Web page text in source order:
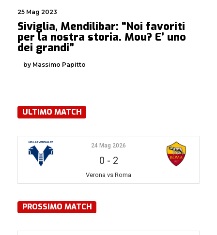
25 Mag 2023
Siviglia, Mendilibar: “Noi favoriti
per la nostra storia. Mou? E’ uno
dei grandi”
by Massimo Papitto
ULTIMO MATCH
24 Mag 2026
0 - 2
Verona vs Roma
PROSSIMO MATCH